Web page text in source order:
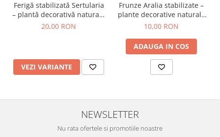
Ferigă stabilizată Sertularia
– plantă decorativă naturală
pentru tablouri și
20,00 RON
VEZI VARIANTE
Frunze Aralia stabilizate –
plante decorative naturale
pentru tablouri și
10,00 RON
ADAUGA IN COS
NEWSLETTER
Nu rata ofertele si promotiile noastre